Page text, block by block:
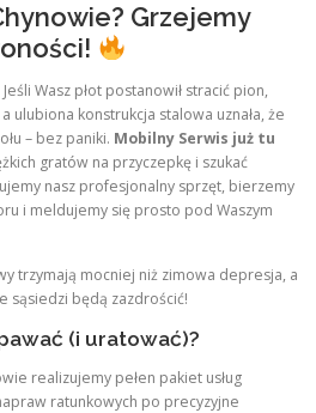
Grzejemy
Wasz płot postanowił stracić pion,
ulubiona konstrukcja stalowa uznała, że
– bez paniki. Mobilny Serwis już tu
gratów na przyczepkę i szukać
nasz profesjonalny sprzęt, bierzemy
i meldujemy się prosto pod Waszym
trzymają mocniej niż zimowa depresja, a
sąsiedzi będą zazdrościć!
(i uratować)?
realizujemy pełen pakiet usług
ratunkowych po precyzyjne